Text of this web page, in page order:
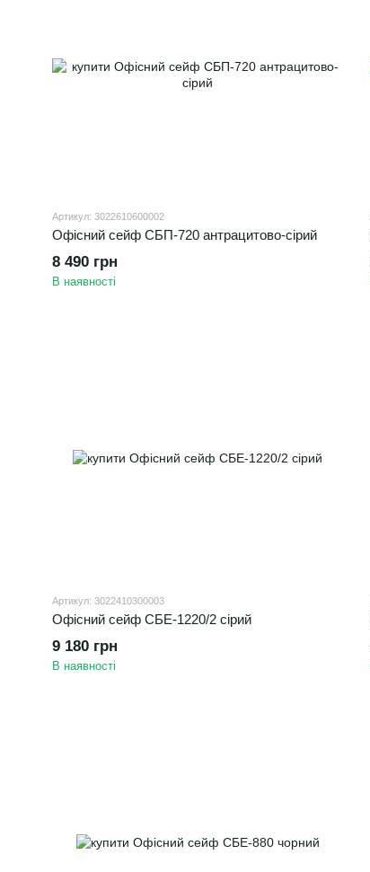
Артикул: 3022610600002
Офісний сейф CБП-720 антрацитово-сірий
8 490 грн
В наявності
Артикул: 3022410300003
Офісний сейф СБЕ-1220/2 сірий
9 180 грн
В наявності